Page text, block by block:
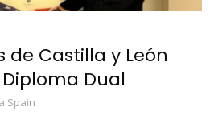
de Castilla y León
Dual
Spain